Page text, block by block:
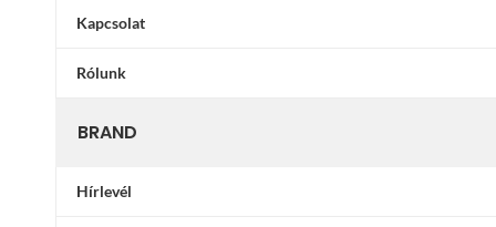
Kapcsolat
Rólunk
BRAND
Hírlevél